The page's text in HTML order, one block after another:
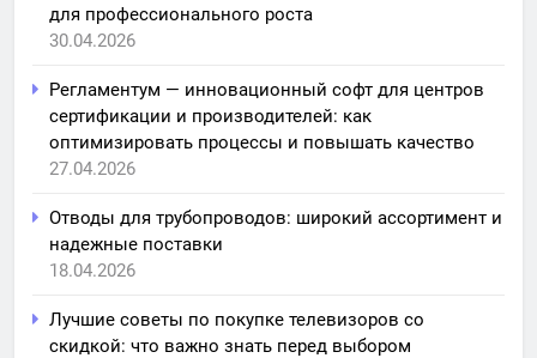
для профессионального роста
30.04.2026
Регламентум — инновационный софт для центров
сертификации и производителей: как
оптимизировать процессы и повышать качество
27.04.2026
Отводы для трубопроводов: широкий ассортимент и
надежные поставки
18.04.2026
Лучшие советы по покупке телевизоров со
скидкой: что важно знать перед выбором